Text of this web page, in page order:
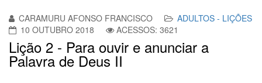
CARAMURU AFONSO FRANCISCO
ADULTOS - LIÇÕES
10 OUTUBRO 2018
ACESSOS: 3621
Lição 2 - Para ouvir e anunciar a
Palavra de Deus II